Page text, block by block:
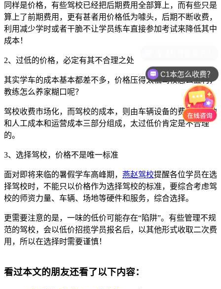
同样是价格，有些驾校已经把后期费用全部算上，而有些只是
算上了前期费用，更有甚者用价格低为噱头，后期不断收费，
利用减少学时或者干脆不让学员练车直接参加考试来降低其中
成本！
2、过低的价格，必定有其不合理之处
其实学车的成本基本都差不多，价格压得太低驾校怎么盈利，
教练怎么养家糊口呢？
驾校收费市场化，而驾校的成本，则由车辆设备的费用、土地
和人工成本和运营成本三部分组成，太过低价肯定是不合理
的。
3、选择驾校，价格不是唯一标准
面对即将来临的暑假学车高峰期， 燕赵驾校提醒各位学员在选
择驾校时，不能只以价格作为选择驾校的标准，要综合考虑驾
校的师资力量、车辆、场地等硬件和服务，综合选择。
更需要注意的是，一味的低价可能存在“陷阱”。有些管理不规
范的驾校，会以低价招揽学员报名后，以其他形式收取二次费
用，所以在选择时需要谨慎！
看过本文的朋友还看了以下内容：
C1本怎么收费？